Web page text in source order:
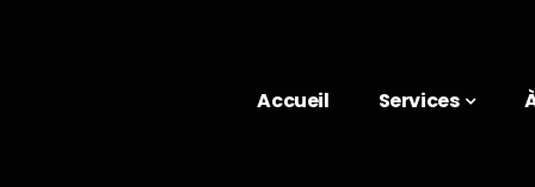
Accueil Services